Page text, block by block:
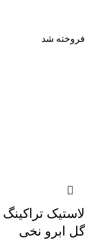
فروخته شد
گل ابرو نخی